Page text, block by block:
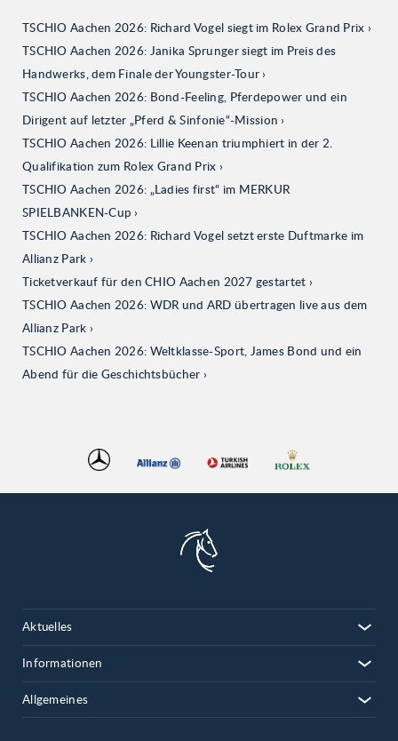
TSCHIO Aachen 2026: Richard Vogel siegt im Rolex Grand Prix
TSCHIO Aachen 2026: Janika Sprunger siegt im Preis des
Handwerks, dem Finale der Youngster-Tour
TSCHIO Aachen 2026: Bond-Feeling, Pferdepower und ein
Dirigent auf letzter „Pferd & Sinfonie“-Mission
TSCHIO Aachen 2026: Lillie Keenan triumphiert in der 2.
Qualifikation zum Rolex Grand Prix
TSCHIO Aachen 2026: „Ladies first“ im MERKUR
SPIELBANKEN-Cup
TSCHIO Aachen 2026: Richard Vogel setzt erste Duftmarke im
Allianz Park
Ticketverkauf für den CHIO Aachen 2027 gestartet
TSCHIO Aachen 2026: WDR und ARD übertragen live aus dem
Allianz Park
TSCHIO Aachen 2026: Weltklasse-Sport, James Bond und ein
Abend für die Geschichtsbücher
Aktuelles
Informationen
Allgemeines